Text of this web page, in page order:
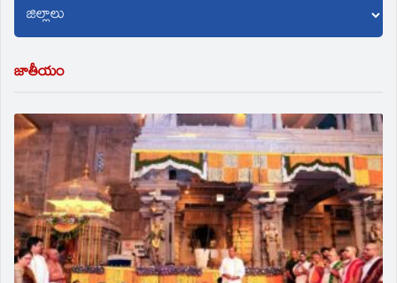
జాతీయం